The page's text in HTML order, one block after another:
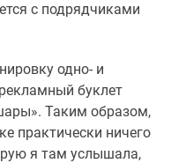
с подрядчиками
одно- и
буклет
Таким образом,
практически ничего
я там услышала,